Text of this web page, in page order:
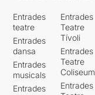
Entrades
teatre
Entrades
dansa
Entrades
musicals
Entrades
Entrades
Teatre
Tívoli
Entrades
Teatre
Coliseum
Entrades